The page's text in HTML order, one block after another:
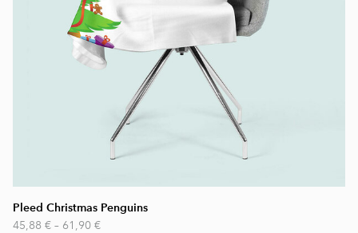
Pleed Christmas Penguins
45,88 € – 61,90 €